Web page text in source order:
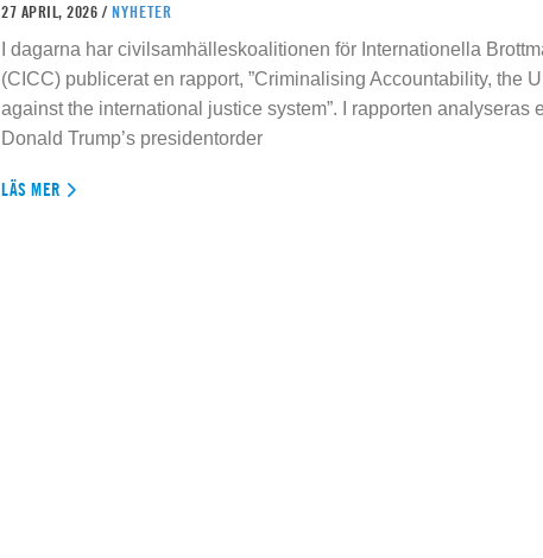
27 APRIL, 2026 / NYHETER
I dagarna har civilsamhälleskoalitionen för Internationella
(CICC) publicerat en rapport, ”Criminalising Accountability, the
against the international justice system”. I rapporten analyseras
Donald Trump’s presidentorder
LÄS MER